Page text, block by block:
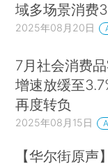
域多场景消费
2025年08月20日
7月社会消费
增速放缓至
再度转负
2025年08月15日
【华尔街原